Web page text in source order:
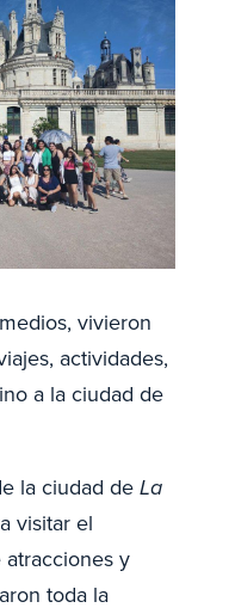
vivieron
actividades,
a la ciudad de
la ciudad deLa
visitar el
y
toda la